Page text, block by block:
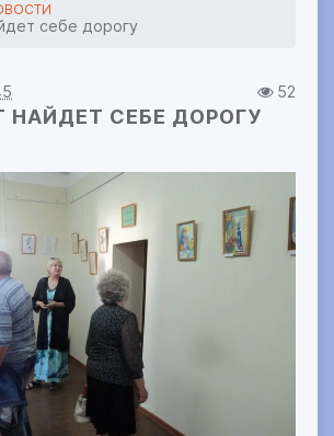
себе дорогу
52
НАЙДЕТ СЕБЕ ДОРОГУ